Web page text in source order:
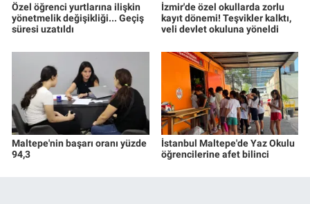
Özel öğrenci yurtlarına ilişkin
yönetmelik değişikliği... Geçiş
süresi uzatıldı
İzmir'de özel okullarda zorlu
kayıt dönemi! Teşvikler kalktı,
veli devlet okuluna yöneldi
Maltepe'nin başarı oranı yüzde
94,3
İstanbul Maltepe'de Yaz Okulu
öğrencilerine afet bilinci